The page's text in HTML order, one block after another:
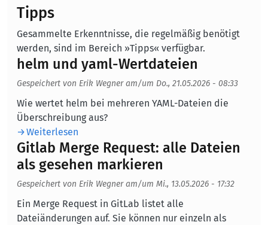
Tipps
Gesammelte Erkenntnisse, die regelmäßig benötigt
werden, sind im Bereich »Tipps« verfügbar.
helm und yaml-Wertdateien
Gespeichert von Erik Wegneram/um Do., 21.05.2026 - 08:33
Body
Wie wertet helm bei mehreren YAML-Dateien die
Überschreibung aus?
Weiterlesen
Gitlab Merge Request: alle Dateien
als gesehen markieren
Gespeichert von Erik Wegneram/um Mi., 13.05.2026 - 17:32
Body
Ein Merge Request in GitLab listet alle
Dateiänderungen auf. Sie können nur einzeln als